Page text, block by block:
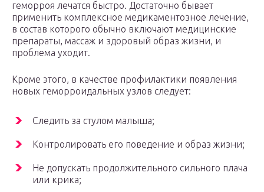
геморроя лечатся быстро. Достаточно бывает
применить комплексное медикаментозное лечение,
в состав которого обычно включают медицинские
препараты, массаж и здоровый образ жизни, и
проблема уходит.
Кроме этого, в качестве профилактики появления
новых геморроидальных узлов следует:
Следить за стулом малыша;
Контролировать его поведение и образ жизни;
Не допускать продолжительного сильного плача
или крика;